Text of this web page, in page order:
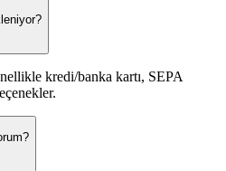
kredi/banka kartı, SEPA